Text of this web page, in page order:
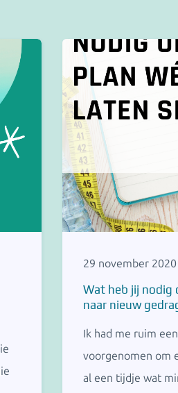
Wat heb jij nodig
naar nieuw
29 november 2020
Ik had me ruim
voorgenomen om
al een tijdje wat